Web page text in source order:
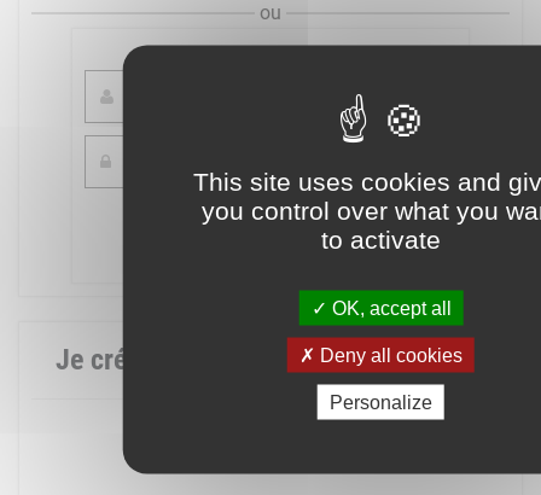
This site uses cookies and
you control over what you
to activate
OK, accept all
Deny all cookies
Personalize
ou
Mot de passe oublié ?
Je crée mon compte